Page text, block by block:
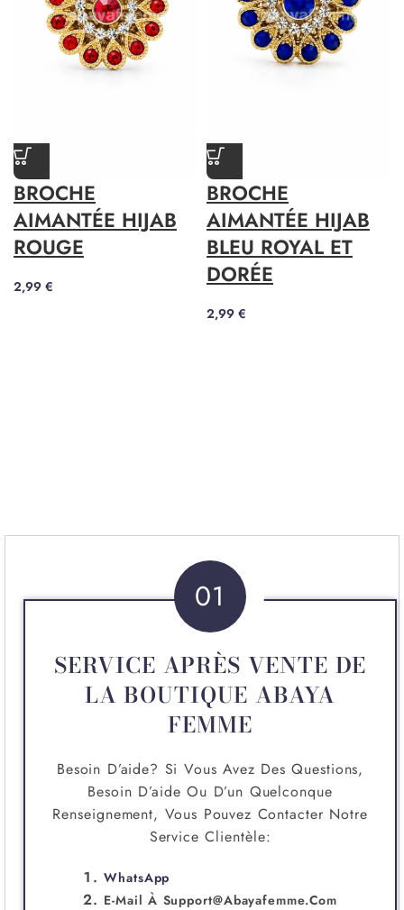
BROCHE
AIMANTÉE HIJAB
ROUGE
2,99 €
BROCHE
AIMANTÉE HIJAB
BLEU ROYAL ET
DORÉE
2,99 €
01
SERVICE APRÈS VENTE DE
LA BOUTIQUE ABAYA
FEMME
Besoin D’aide? Si Vous Avez Des Questions,
Besoin D’aide Ou D’un Quelconque
Renseignement, Vous Pouvez Contacter Notre
Service Clientèle:
WhatsApp
E-Mail À Support@abayafemme.com